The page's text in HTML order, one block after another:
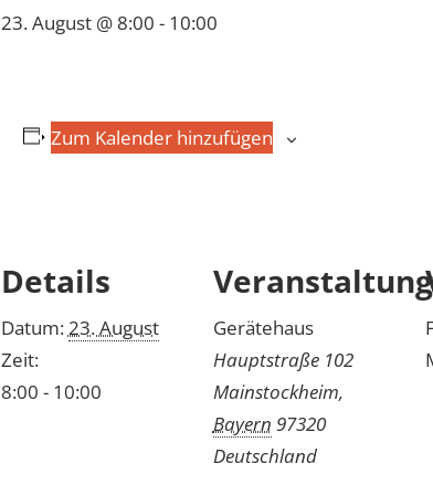
23. August @ 8:00 - 10:00
Zum Kalender hinzufügen
Details
Datum:23. August
Zeit:
8:00 - 10:00
Gerätehaus
Hauptstraße 102
Mainstockheim,
Bayern 97320
Deutschland